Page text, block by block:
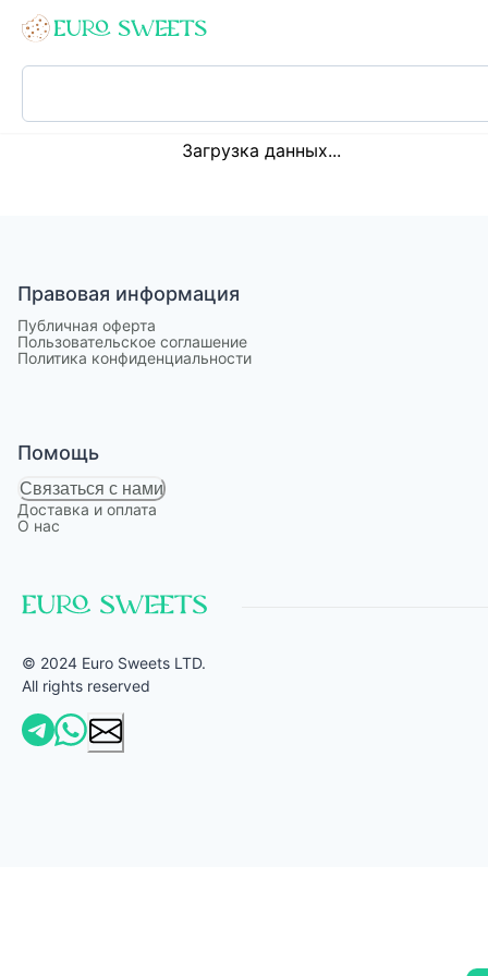
Loading...
Загрузка данных...
Правовая информация
Публичная оферта
Пользовательское соглашение
Политика конфиденциальности
Помощь
Связаться с нами
Доставка и оплата
О нас
© 2024 Euro Sweets LTD.
All rights reserved